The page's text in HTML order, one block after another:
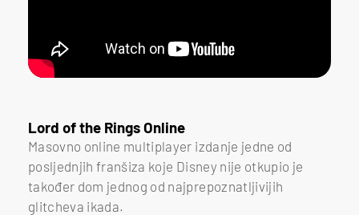
Lord of the Rings Online
Masovno online multiplayer izdanje jedne od
posljednjih franšiza koje Disney nije otkupio je
također dom jednog od najprepoznatljivijih
glitcheva ikada.